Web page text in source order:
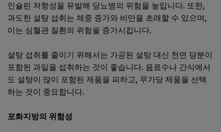
인슐린 저항성을 유발해 당뇨병의 위험을 높입니다. 또한,
과도한 설탕 섭취는 체중 증가와 비만을 초래할 수 있으며,
이는 심혈관 질환의 위험을 증가시킵니다.
설탕 섭취를 줄이기 위해서는 가공된 설탕 대신 천연 당분이
포함된 과일을 섭취하는 것이 좋습니다. 음료수나 간식에서
도 설탕이 많이 포함된 제품을 피하고, 무가당 제품을 선택
하는 것이 중요합니다.
포화지방의 위험성